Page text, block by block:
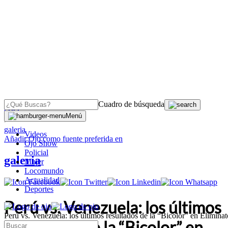
Cuadro de búsqueda
Menú
Videos
Ojo Show
Policial
Mujer
Locomundo
Actualidad
Deportes
Perú vs. Venezuela: los últimos resultados de la “Bicolor” en
OJO
>
galeria
AñadirOjocomo fuente preferida en
galeria
Perú vs. Venezuela: los últimos